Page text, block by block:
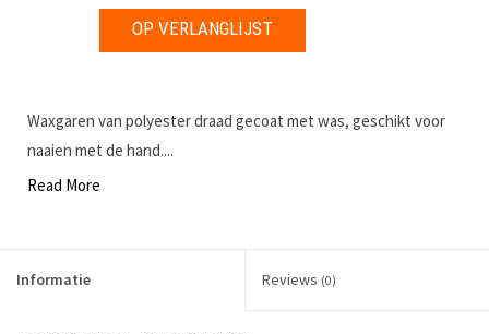
OP VERLANGLIJST
Waxgaren van polyester draad gecoat met was, geschikt voor
naaien met de hand....
Read More
Informatie Reviews (0)